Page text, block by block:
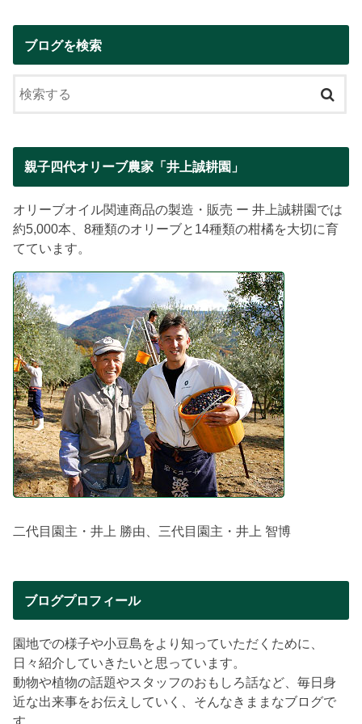
ブログを検索
親子四代オリーブ農家「井上誠耕園」
オリーブオイル関連商品の製造・販売 ー 井上誠耕園では
約5,000本、8種類のオリーブと14種類の柑橘を大切に育
てています。
二代目園主・井上 勝由、三代目園主・井上 智博
ブログプロフィール
園地での様子や小豆島をより知っていただくために、
日々紹介していきたいと思っています。
動物や植物の話題やスタッフのおもしろ話など、毎日身
近な出来事をお伝えしていく、そんなきままなブログで
す。